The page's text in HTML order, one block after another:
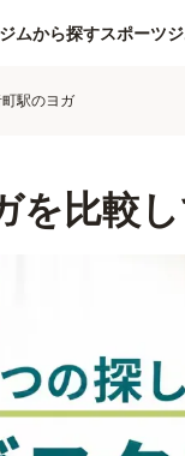
ムから探すスポーツ
駅のヨガ
を比較